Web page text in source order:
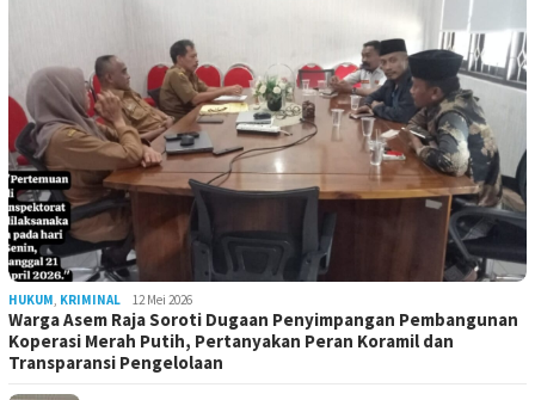
HUKUM, KRIMINAL 12 Mei 2026
Warga Asem Raja Soroti Dugaan Penyimpangan Pembangunan
Koperasi Merah Putih, Pertanyakan Peran Koramil dan
Transparansi Pengelolaan